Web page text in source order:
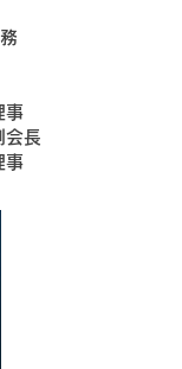
事
会長
事